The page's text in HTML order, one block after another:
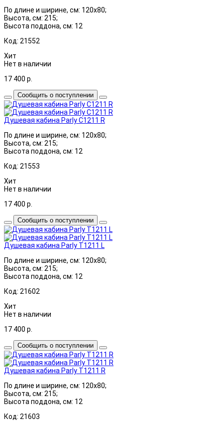
По длине и ширине, см: 120x80;
Высота, см: 215;
Высота поддона, см: 12
Код: 21552
Хит
Нет в наличии
17 400 р.
Сообщить о поступлении
Душевая кабина Parly C1211 R
По длине и ширине, см: 120x80;
Высота, см: 215;
Высота поддона, см: 12
Код: 21553
Хит
Нет в наличии
17 400 р.
Сообщить о поступлении
Душевая кабина Parly T1211 L
По длине и ширине, см: 120x80;
Высота, см: 215;
Высота поддона, см: 12
Код: 21602
Хит
Нет в наличии
17 400 р.
Сообщить о поступлении
Душевая кабина Parly T1211 R
По длине и ширине, см: 120x80;
Высота, см: 215;
Высота поддона, см: 12
Код: 21603